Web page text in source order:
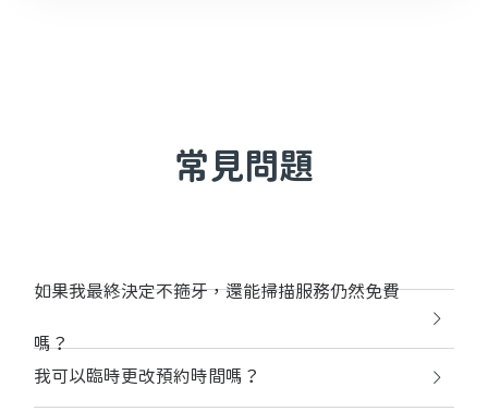
常見問題
如果我最終決定不箍牙，還能掃描服務仍然免費
嗎？
我可以臨時更改預約時間嗎？